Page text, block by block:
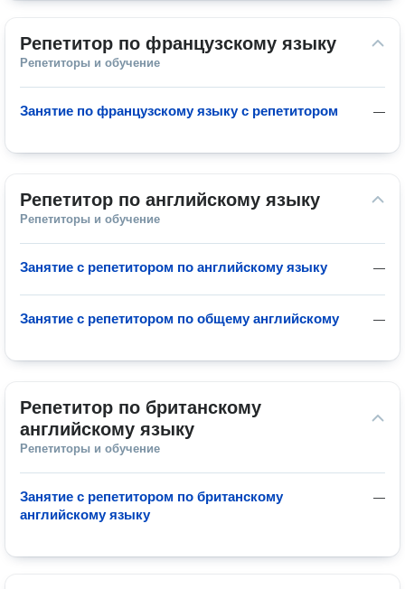
Репетитор по французскому языку
Репетиторы и обучение
—
Занятие по французскому языку с репетитором
Репетитор по английскому языку
Репетиторы и обучение
—
Занятие с репетитором по английскому языку
—
Занятие с репетитором по общему английскому
Репетитор по британскому
английскому языку
Репетиторы и обучение
—
Занятие с репетитором по британскому
английскому языку